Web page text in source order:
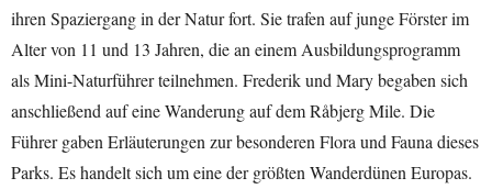
ihren Spaziergang in der Natur fort. Sie trafen auf junge Förster im
Alter von 11 und 13 Jahren, die an einem Ausbildungsprogramm
als Mini-Naturführer teilnehmen. Frederik und Mary begaben sich
anschließend auf eine Wanderung auf dem Råbjerg Mile. Die
Führer gaben Erläuterungen zur besonderen Flora und Fauna dieses
Parks. Es handelt sich um eine der größten Wanderdünen Europas.